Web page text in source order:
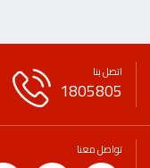
اتصل بنا
1805805
تواصل معنا